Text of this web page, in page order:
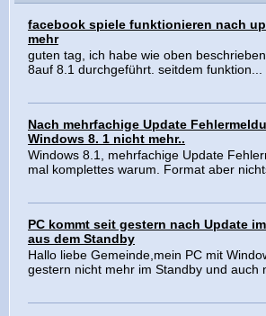
facebook spiele funktionieren nach
mehr
guten tag, ich habe wie oben
8auf 8.1 durchgeführt. seitdem funktion...
Nach mehrfachige Update
Windows 8. 1 nicht mehr..
Windows 8.1, mehrfachige Update
mal komplettes warum. Format aber
PC kommt seit gestern nach Update
aus dem Standby
Hallo liebe Gemeinde,mein PC mit
gestern nicht mehr im Standby und auch